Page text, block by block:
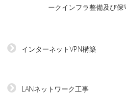
ークインフラ整備及び保
インターネットVPN構築
LANネットワーク工事